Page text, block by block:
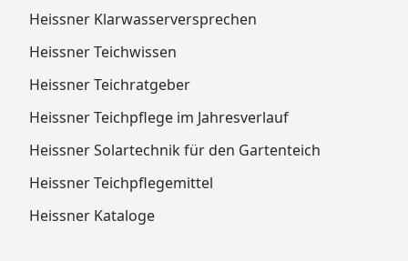
Heissner Klarwasserversprechen
Heissner Teichwissen
Heissner Teichratgeber
Heissner Teichpflege im Jahresverlauf
Heissner Solartechnik für den Gartenteich
Heissner Teichpflegemittel
Heissner Kataloge